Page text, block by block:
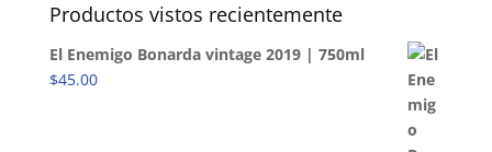
Productos vistos recientemente
El Enemigo Bonarda vintage 2019 | 750ml
$45.00